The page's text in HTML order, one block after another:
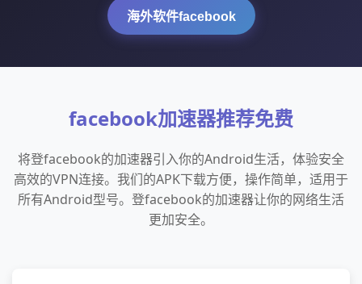
海外软件facebook
facebook加速器推荐免费
将登facebook的加速器引入你的Android生活，体验安全
高效的VPN连接。我们的APK下载方便，操作简单，适用于
所有Android型号。登facebook的加速器让你的网络生活
更加安全。